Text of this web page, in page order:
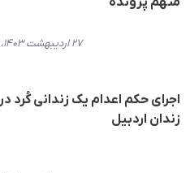
۲۷ اردیبهشت ۱۴۰۳، ۱۳:۱۸
اجرای حکم اعدام یک زندانی کُرد در
زندان اردبیل